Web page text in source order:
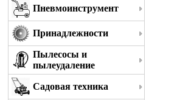
Пневмоинструмент
Принадлежности
Пылесосы и
пылеудаление
Садовая техника